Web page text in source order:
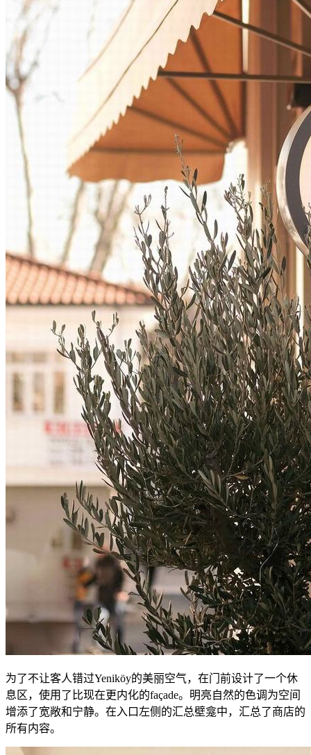
为了不让客人错过Yeniköy的美丽空气，在门前设计了一个休
息区，使用了比现在更内化的façade。明亮自然的色调为空间
增添了宽敞和宁静。在入口左侧的汇总壁龛中，汇总了商店的
所有内容。